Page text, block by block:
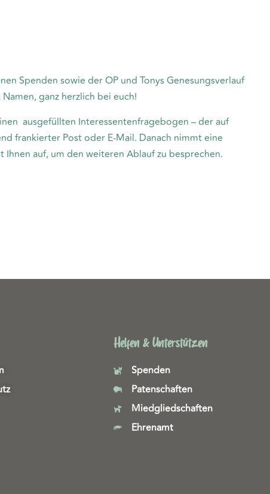
Spenden sowie der OP und Tonys Genesungsverlauf
ganz herzlich bei euch!
ausgefüllten Interessentenfragebogen – der auf
frankierter Post oder E-Mail. Danach nimmt eine
auf, um den weiteren Ablauf zu besprechen.
Helfen & Unterstützen
Spenden
Patenschaften
Miedgliedschaften
Ehrenamt